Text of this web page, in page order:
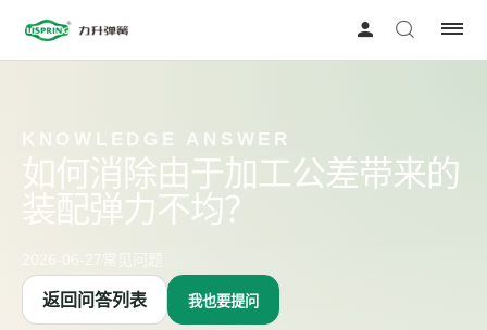
KNOWLEDGE ANSWER
如何消除由于加工公差带来的
装配弹力不均？
返回问答列表 我也要提问